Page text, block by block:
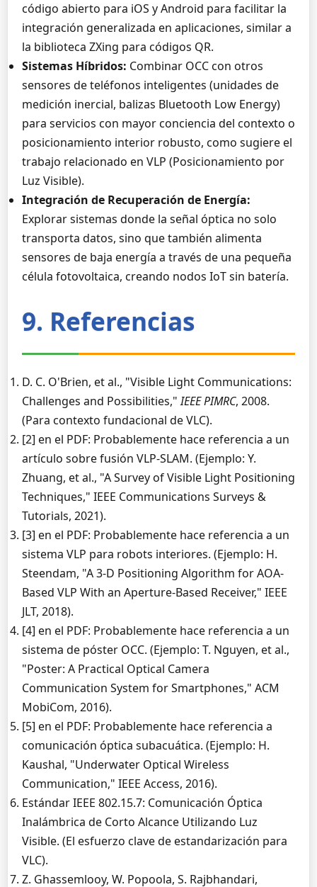
código abierto para iOS y Android para facilitar la
integración generalizada en aplicaciones, similar a
la biblioteca ZXing para códigos QR.
Sistemas Híbridos: Combinar OCC con otros
sensores de teléfonos inteligentes (unidades de
medición inercial, balizas Bluetooth Low Energy)
para servicios con mayor conciencia del contexto o
posicionamiento interior robusto, como sugiere el
trabajo relacionado en VLP (Posicionamiento por
Luz Visible).
Integración de Recuperación de Energía:
Explorar sistemas donde la señal óptica no solo
transporta datos, sino que también alimenta
sensores de baja energía a través de una pequeña
célula fotovoltaica, creando nodos IoT sin batería.
9. Referencias
D. C. O'Brien, et al., "Visible Light Communications:
Challenges and Possibilities,"IEEE PIMRC, 2008.
(Para contexto fundacional de VLC).
[2] en el PDF: Probablemente hace referencia a un
artículo sobre fusión VLP-SLAM. (Ejemplo: Y.
Zhuang, et al., "A Survey of Visible Light Positioning
Techniques," IEEE Communications Surveys &
Tutorials, 2021).
[3] en el PDF: Probablemente hace referencia a un
sistema VLP para robots interiores. (Ejemplo: H.
Steendam, "A 3-D Positioning Algorithm for AOA-
Based VLP With an Aperture-Based Receiver," IEEE
JLT, 2018).
[4] en el PDF: Probablemente hace referencia a un
sistema de póster OCC. (Ejemplo: T. Nguyen, et al.,
"Poster: A Practical Optical Camera
Communication System for Smartphones," ACM
MobiCom, 2016).
[5] en el PDF: Probablemente hace referencia a
comunicación óptica subacuática. (Ejemplo: H.
Kaushal, "Underwater Optical Wireless
Communication," IEEE Access, 2016).
Estándar IEEE 802.15.7: Comunicación Óptica
Inalámbrica de Corto Alcance Utilizando Luz
Visible. (El esfuerzo clave de estandarización para
VLC).
Z. Ghassemlooy, W. Popoola, S. Rajbhandari,